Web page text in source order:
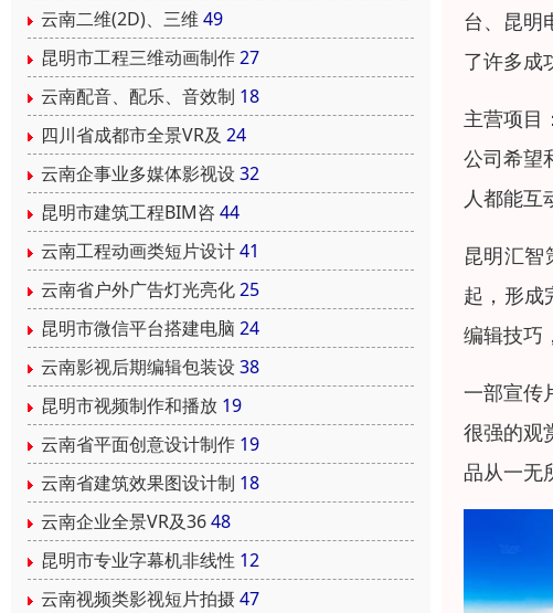
云南二维(2D)、三维 49
昆明市工程三维动画制作27
云南配音、配乐、音效制 18
四川省成都市全景VR及 24
云南企事业多媒体影视设 32
昆明市建筑工程BIM咨 44
云南工程动画类短片设计41
云南省户外广告灯光亮化25
昆明市微信平台搭建电脑 24
云南影视后期编辑包装设 38
昆明市视频制作和播放 19
云南省平面创意设计制作 19
云南省建筑效果图设计制 18
云南企业全景VR及3648
昆明市专业字幕机非线性 12
云南视频类影视短片拍摄47
台、昆明
了许多成
主营项目
公司希望
人都能互
昆明汇
起，形成
编辑技巧
一部宣传
很强的观
品从一无